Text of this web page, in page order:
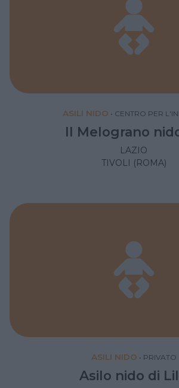
ASILI NIDO • CENTRO PER
Il Melograno
LAZIO
TIVOLI (ROMA)
ASILI NIDO • PRIVATO
Asilo nido di